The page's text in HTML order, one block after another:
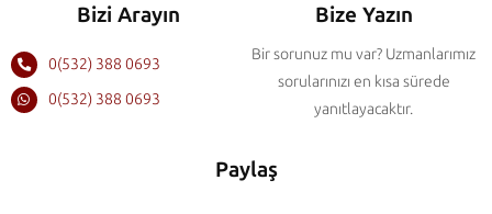
Bizi Arayın
0(532) 388 0693
0(532) 388 0693
Bize Yazın
Bir sorunuz mu var? Uzmanlarımız
sorularınızı en kısa sürede
yanıtlayacaktır.
Paylaş